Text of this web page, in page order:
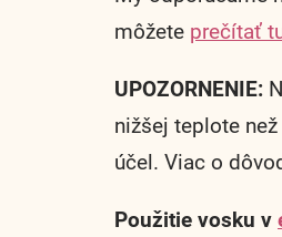
môžete prečítať
UPOZORNENIE:
nižšej teplote
účel. Viac o
Použitie vosku v